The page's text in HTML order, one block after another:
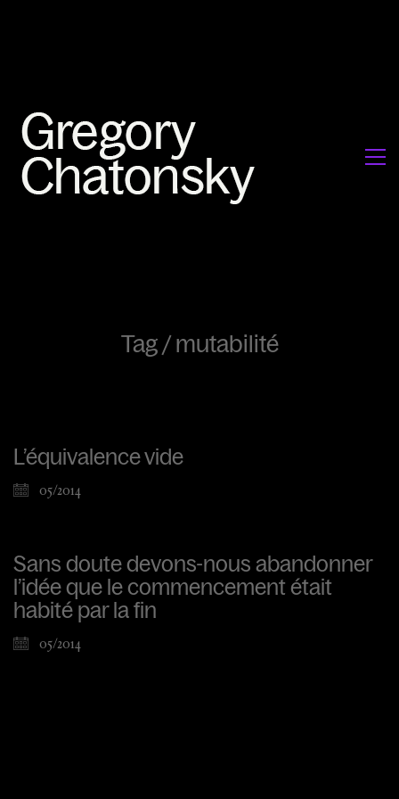
Tag /mutabilité
L’équivalence vide
05/2014
Sans doute devons-nous abandonner
l’idée que le commencement était
habité par la fin
05/2014